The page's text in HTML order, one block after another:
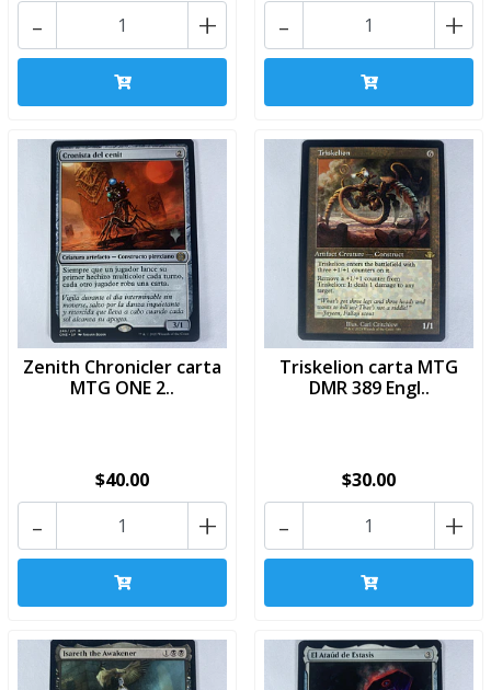
+
- +
-
Zenith Chronicler carta
MTG ONE 2..
$40.00
+
-
Triskelion carta MTG
DMR 389 Engl..
$30.00
+
-